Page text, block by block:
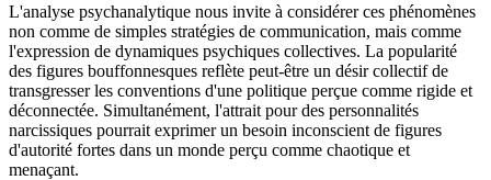
L'analyse psychanalytique nous invite à considérer ces phénomènes
non comme de simples stratégies de communication, mais comme
l'expression de dynamiques psychiques collectives. La popularité
des figures bouffonnesques reflète peut-être un désir collectif de
transgresser les conventions d'une politique perçue comme rigide et
déconnectée. Simultanément, l'attrait pour des personnalités
narcissiques pourrait exprimer un besoin inconscient de figures
d'autorité fortes dans un monde perçu comme chaotique et
menaçant.